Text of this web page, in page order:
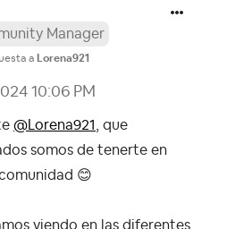
Manager
a Lorena921
10:06 PM
@Lorena921
, que
somos de tenerte en
😊
viendo en las diferentes